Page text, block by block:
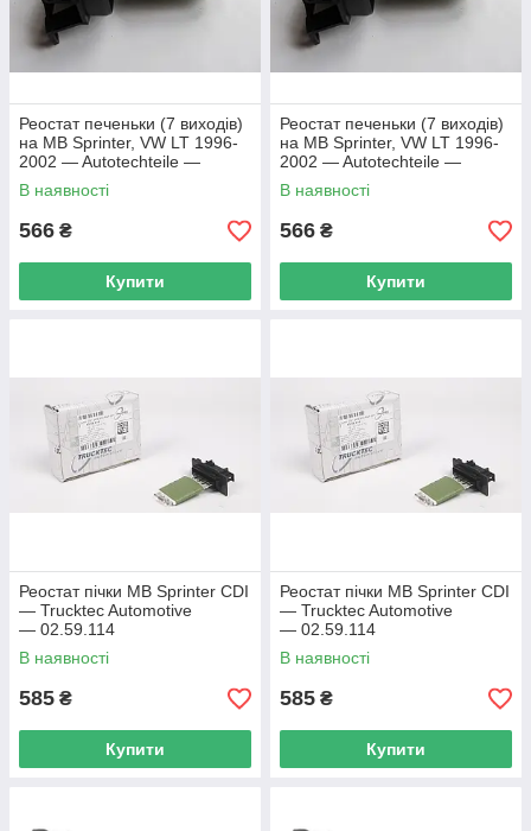
Реостат печеньки (7 виходів)
на MB Sprinter, VW LT 1996-
2002 — Autotechteile —
ATT8213
В наявності
566 ₴
Купити
Реостат печеньки (7 виходів)
на MB Sprinter, VW LT 1996-
2002 — Autotechteile —
ATT8213
В наявності
566 ₴
Купити
Реостат пічки MB Sprinter CDI
— Trucktec Automotive
— 02.59.114
В наявності
585 ₴
Купити
Реостат пічки MB Sprinter CDI
— Trucktec Automotive
— 02.59.114
В наявності
585 ₴
Купити